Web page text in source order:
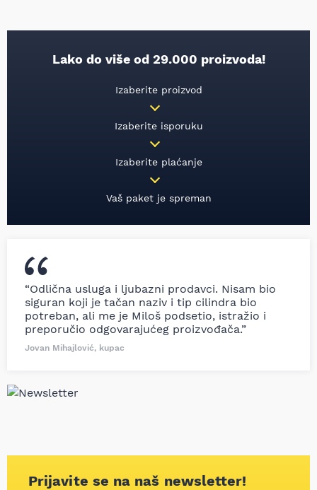
Lako do više od 29.000 proizvoda!
Izaberite proizvod
Izaberite isporuku
Izaberite plaćanje
Vaš paket je spreman
“Odlična usluga i ljubazni prodavci. Nisam bio
siguran koji je tačan naziv i tip cilindra bio
potreban, ali me je Miloš podsetio, istražio i
preporučio odgovarajućeg proizvođača.”
Jovan Mihajlović, kupac
Prijavite se na naš newsletter!